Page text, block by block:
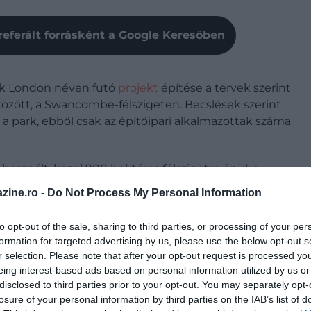
- Do Not Process My Personal Information
opt-out of the sale, sharing to third parties, or processing of your
for targeted advertising by us, please use the below opt-out
selection. Please note that after your opt-out request is processed
interest-based ads based on personal information utilized by us
to third parties prior to your opt-out. You may separately
of your personal information by third parties on the IAB’s list of
forrásként a Google Keresőben
London néven futó projekt építése a tervek szerint
a Swancombe-félszigeten. Becslések szerint
park, ebből csak az építőipari alkalmazottak száma
közel 900 hektáros félszigetre épül: a
át, középkori várkalandokig nagyon vegyes lesz
a 23. századi jövőig repítik a látogatókat.
Kingdom, The Isles, The Jungle, Starport és High
tanulmányban részletezték, miként válik az
és üdülőhelyévé néhány év alatt. Az elemzés azt
ráadásul ez lesz az első karbonsemleges